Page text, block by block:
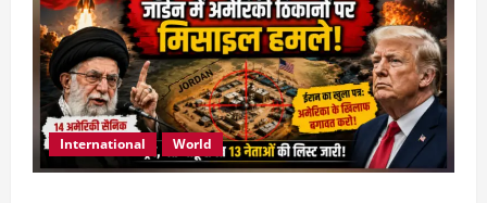
International World